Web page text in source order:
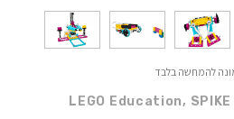
להמחשה בלבד
LEGO Education,